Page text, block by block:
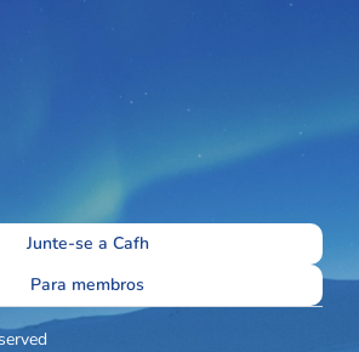
Junte-se a Cafh
Para membros